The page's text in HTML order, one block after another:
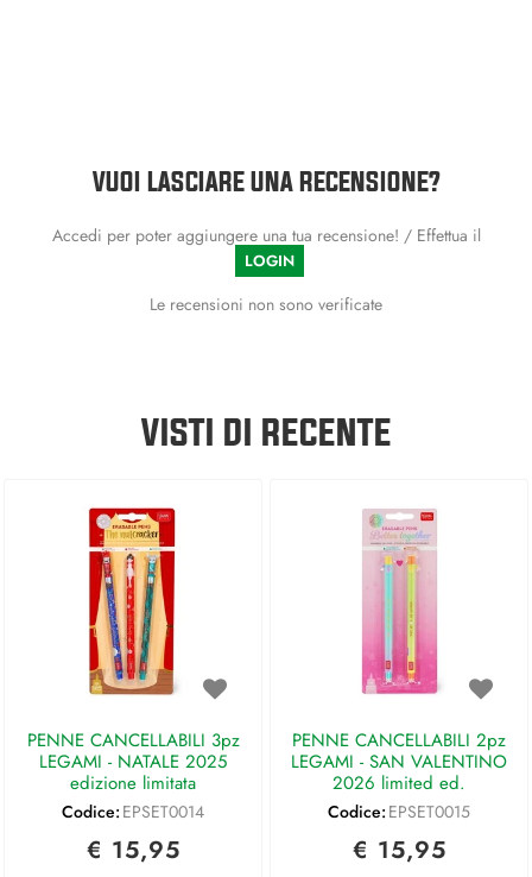
VUOI LASCIARE UNA RECENSIONE?
Accedi per poter aggiungere una tua recensione! / Effettua il
LOGIN
Le recensioni non sono verificate
VISTI DI RECENTE
PENNE CANCELLABILI 3pz
LEGAMI - NATALE 2025
edizione limitata
Codice: EPSET0014
€ 15,95
PENNE CANCELLABILI 2pz
LEGAMI - SAN VALENTINO
2026 limited ed.
Codice: EPSET0015
€ 15,95